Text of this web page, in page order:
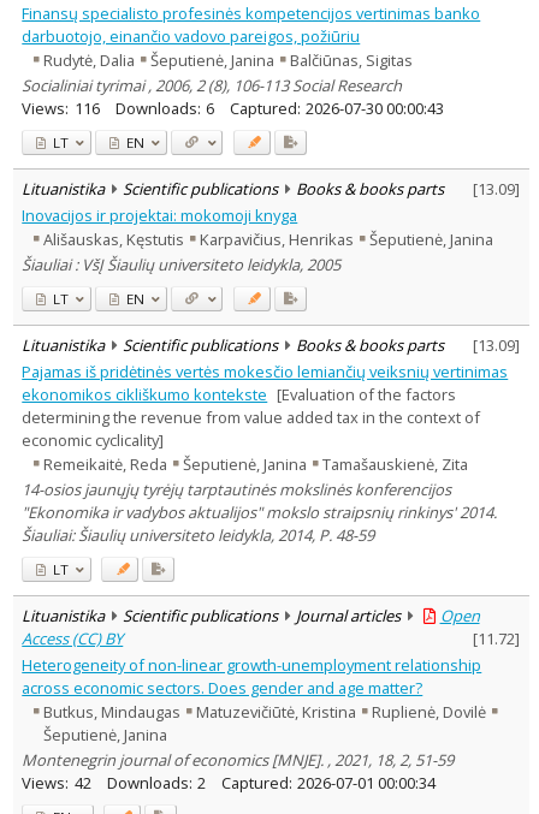
Finansų specialisto profesinės kompetencijos vertinimas banko
darbuotojo, einančio vadovo pareigos, požiūriu
Rudytė, Dalia
Šeputienė, Janina
Balčiūnas, Sigitas
Socialiniai tyrimai , 2006, 2 (8), 106-113 Social Research
Views: 116 Downloads: 6 Captured: 2026-07-30 00:00:43
LT EN
Lituanistika Scientific publications Books & books parts [13.09]
Inovacijos ir projektai: mokomoji knyga
Ališauskas, Kęstutis
Karpavičius, Henrikas
Šeputienė, Janina
Šiauliai : VšĮ Šiaulių universiteto leidykla, 2005
LT EN
Lituanistika Scientific publications Books & books parts [13.09]
Pajamas iš pridėtinės vertės mokesčio lemiančių veiksnių vertinimas
ekonomikos cikliškumo kontekste [Evaluation of the factors
determining the revenue from value added tax in the context of
economic cyclicality]
Remeikaitė, Reda
Šeputienė, Janina
Tamašauskienė, Zita
14-osios jaunųjų tyrėjų tarptautinės mokslinės konferencijos
"Ekonomika ir vadybos aktualijos" mokslo straipsnių rinkinys' 2014.
Šiauliai: Šiaulių universiteto leidykla, 2014, P. 48-59
LT
Lituanistika Scientific publications Journal articles
Open
Access (CC) BY
[11.72]
Heterogeneity of non-linear growth-unemployment relationship
across economic sectors. Does gender and age matter?
Butkus, Mindaugas
Matuzevičiūtė, Kristina
Ruplienė, Dovilė
Šeputienė, Janina
Montenegrin journal of economics [MNJE]. , 2021, 18, 2, 51-59
Views: 42 Downloads: 2 Captured: 2026-07-01 00:00:34